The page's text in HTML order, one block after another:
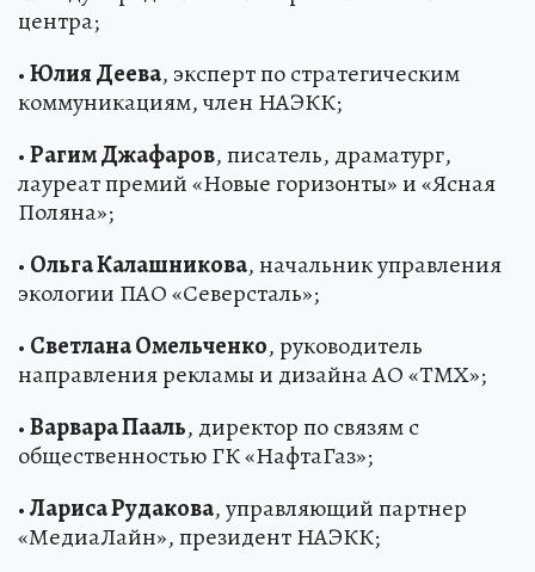
центра;
•Юлия Деева, эксперт по стратегическим
коммуникациям, член НАЭКК;
•Рагим Джафаров, писатель, драматург,
лауреат премий «Новые горизонты» и «Ясная
Поляна»;
• Ольга Калашникова, начальник управления
экологии ПАО «Северсталь»;
• Светлана Омельченко, руководитель
направления рекламы и дизайна АО «ТМХ»;
•Варвара Пааль, директор по связям с
общественностью ГК «НафтаГаз»;
•Лариса Рудакова, управляющий партнер
«МедиаЛайн», президент НАЭКК;